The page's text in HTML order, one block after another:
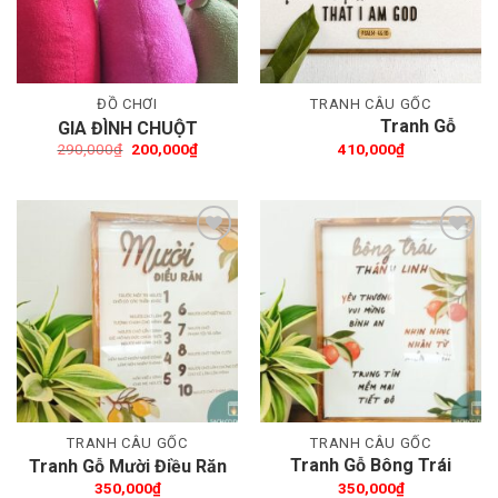
ĐỒ CHƠI
GIA ĐÌNH CHUỘT
290,000₫ Giá
200,000₫Giá
hiện
200,000₫.
TRANH CÂU GỐC
Tranh Gỗ
410,000₫
Thêm wishlist
TRANH CÂU GỐC
Tranh Gỗ Mười Điều Răn
350,000₫
Thêm wishlist
TRANH CÂU GỐC
Tranh Gỗ Bông Trái
Thánh Linh
350,000₫